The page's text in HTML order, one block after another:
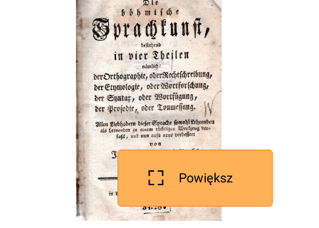
Powiększ